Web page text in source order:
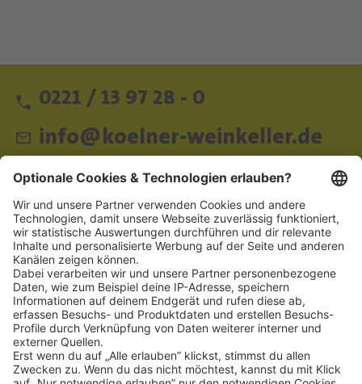
0221 / 13 97 28 - 0
info@koelner-weinkeller.de
Schnellzugriff
ZAHLUNGSMETHODEN
SOCIAL
NEWSLETTER